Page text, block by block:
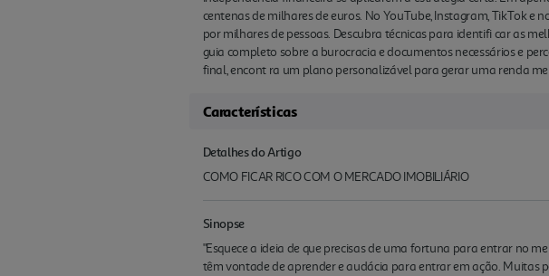
centenas de milhares de euros. No YouTube, Instagram, TikTok
por milhares de pessoas. Descubra técnicas para identifi car as
guia completo sobre a burocracia e documentos necessários e
final, encont ra um plano personalizável para gerar uma renda
Características
Detalhes do Artigo
COMO FICAR RICO COM O MERCADO IMOBILIÁRIO
Sinopse
"Esquece a ideia de que precisas de uma fortuna para entrar no
têm vontade de aprender e audácia para entrar em ação. Muitas